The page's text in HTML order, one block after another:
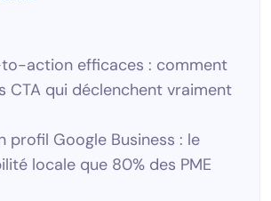
action efficaces : comment
CTA qui déclenchent vraiment
profil Google Business : le
locale que 80% des PME